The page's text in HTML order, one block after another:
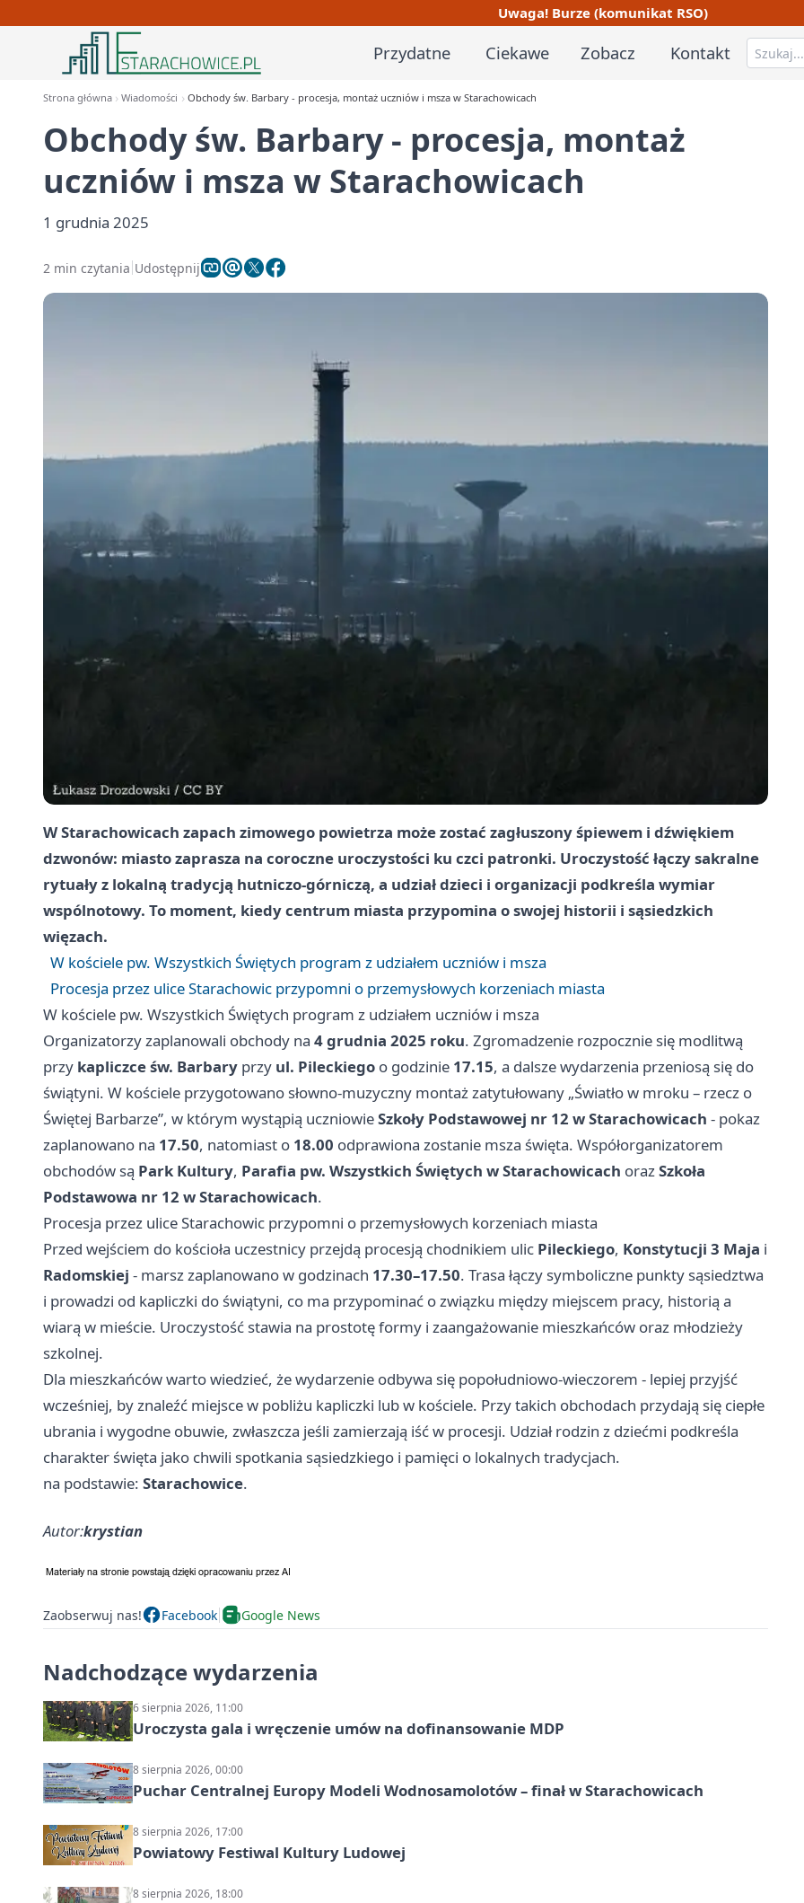
Uwaga! Burze (komunikat RSO)
Przydatne Ciekawe Zobacz Kontakt
Strona główna Wiadomości Obchody św. Barbary - procesja, montaż uczniów i msza w Starachowicach
Obchody św. Barbary - procesja, montaż
uczniów i msza w Starachowicach
1 grudnia 2025
2 min czytania Udostępnij
W Starachowicach zapach zimowego powietrza może zostać zagłuszony śpiewem i dźwiękiem
dzwonów: miasto zaprasza na coroczne uroczystości ku czci patronki. Uroczystość łączy sakralne
rytuały z lokalną tradycją hutniczo-górniczą, a udział dzieci i organizacji podkreśla wymiar
wspólnotowy. To moment, kiedy centrum miasta przypomina o swojej historii i sąsiedzkich
więzach.
W kościele pw. Wszystkich Świętych program z udziałem uczniów i msza
Procesja przez ulice Starachowic przypomni o przemysłowych korzeniach miasta
W kościele pw. Wszystkich Świętych program z udziałem uczniów i msza
Organizatorzy zaplanowali obchody na 4 grudnia 2025 roku. Zgromadzenie rozpocznie się modlitwą
przy kapliczce św. Barbary przy ul. Pileckiego o godzinie 17.15, a dalsze wydarzenia przeniosą się do
świątyni. W kościele przygotowano słowno-muzyczny montaż zatytułowany „Światło w mroku – rzecz o
Świętej Barbarze”, w którym wystąpią uczniowieSzkoły Podstawowej nr 12 w Starachowicach - pokaz
zaplanowano na 17.50, natomiast o 18.00 odprawiona zostanie msza święta. Współorganizatorem
obchodów są Park Kultury, Parafia pw. Wszystkich Świętych w Starachowicach orazSzkoła
Podstawowa nr 12 w Starachowicach.
Procesja przez ulice Starachowic przypomni o przemysłowych korzeniach miasta
Przed wejściem do kościoła uczestnicy przejdą procesją chodnikiem ulic Pileckiego, Konstytucji 3 Maja i
Radomskiej - marsz zaplanowano w godzinach 17.30–17.50. Trasa łączy symboliczne punkty sąsiedztwa
i prowadzi od kapliczki do świątyni, co ma przypominać o związku między miejscem pracy, historią a
wiarą w mieście. Uroczystość stawia na prostotę formy i zaangażowanie mieszkańców oraz młodzieży
szkolnej.
Dla mieszkańców warto wiedzieć, że wydarzenie odbywa się popołudniowo-wieczorem - lepiej przyjść
wcześniej, by znaleźć miejsce w pobliżu kapliczki lub w kościele. Przy takich obchodach przydają się ciepłe
ubrania i wygodne obuwie, zwłaszcza jeśli zamierzają iść w procesji. Udział rodzin z dziećmi podkreśla
charakter święta jako chwili spotkania sąsiedzkiego i pamięci o lokalnych tradycjach.
na podstawie: Starachowice.
Autor:krystian
Zaobserwuj nas! Facebook Google News
Nadchodzące wydarzenia
6 sierpnia 2026, 11:00
Uroczysta gala i wręczenie umów na dofinansowanie MDP
8 sierpnia 2026, 00:00
Puchar Centralnej Europy Modeli Wodnosamolotów – finał w Starachowicach
8 sierpnia 2026, 17:00
Powiatowy Festiwal Kultury Ludowej
8 sierpnia 2026, 18:00